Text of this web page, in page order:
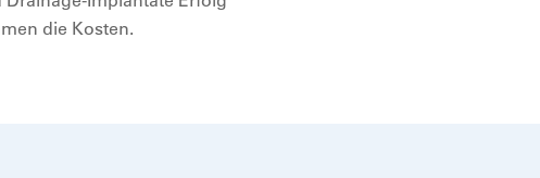
die Kosten.